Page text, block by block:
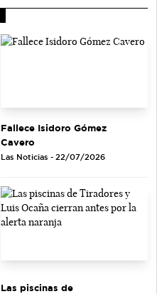
Fallece Isidoro Gómez
Cavero
Las Noticias - 22/07/2026
Las piscinas de